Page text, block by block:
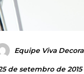
Equipe Viva Decora
de setembro de 2015